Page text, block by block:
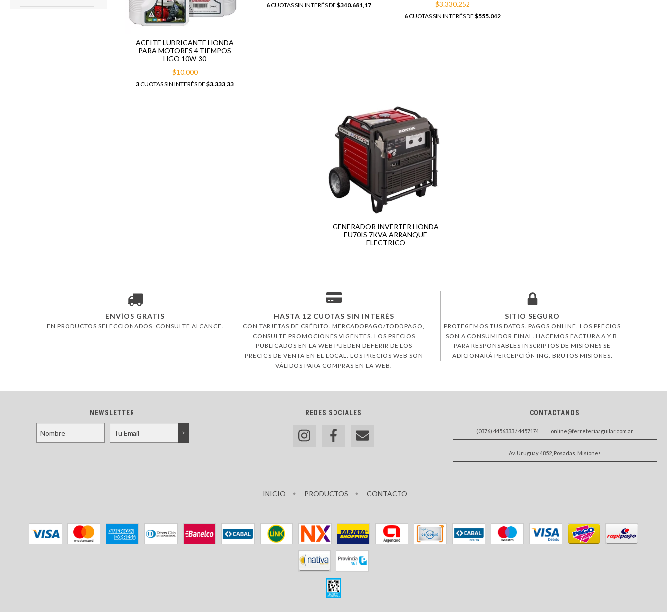
ACEITE LUBRICANTE HONDA
PARA MOTORES 4 TIEMPOS
HGO 10W-30
$10.000
3CUOTAS SIN INTERÉS DE $3.333,33
6CUOTAS SIN INTERÉS DE $340.681,17
$3.330.252
6CUOTAS SIN INTERÉS DE$555.042
GENERADOR INVERTER HONDA
EU70IS 7KVA ARRANQUE
ELECTRICO
ENVÍOS GRATIS
EN PRODUCTOS SELECCIONADOS. CONSULTE ALCANCE.
HASTA 12 CUOTAS SIN INTERÉS
CON TARJETAS DE CRÉDITO. MERCADOPAGO/TODOPAGO,
CONSULTE PROMOCIONES VIGENTES. LOS PRECIOS
PUBLICADOS EN LA WEB PUEDEN DEFERIR DE LOS
PRECIOS DE VENTA EN EL LOCAL. LOS PRECIOS WEB SON
VÁLIDOS PARA COMPRAS EN LA WEB.
SITIO SEGURO
PROTEGEMOS TUS DATOS. PAGOS ONLINE. LOS PRECIOS
SON A CONSUMIDOR FINAL. HACEMOS FACTURA A Y B.
PARA RESPONSABLES INSCRIPTOS DE MISIONES SE
ADICIONARÁ PERCEPCIÓN ING. BRUTOS MISIONES.
NEWSLETTER REDES SOCIALES CONTACTANOS
(0376) 4456333 / 4457174 online@ferreteriaaguilar.com.ar
Av. Uruguay 4852, Posadas, Misiones
INICIO PRODUCTOS CONTACTO